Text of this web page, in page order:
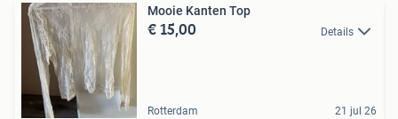
Mooie Kanten Top
€ 15,00 Details
Rotterdam 21 jul 26